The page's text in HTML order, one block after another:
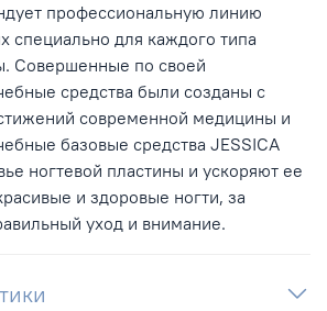
профессиональную линию
специально для каждого типа
Совершенные по своей
средства были созданы с
современной медицины и
базовые средства JESSICA
ногтевой пластины и ускоряют ее
и здоровые ногти, за
уход и внимание.